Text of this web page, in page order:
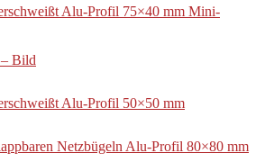
Alu-Profil 75×40 mm Mini-
– Bild
Alu-Profil 50×50 mm
Netzbügeln Alu-Profil 80×80 mm